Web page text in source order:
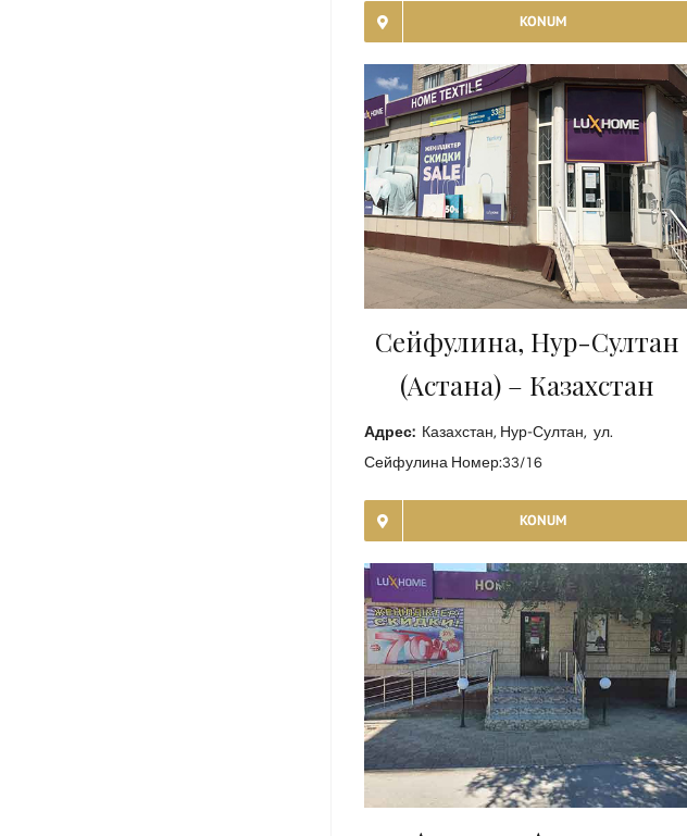
KONUM
Сейфулина, Нур-Султан
(Aстана) – Казахстан
Адрес: Казахстан, Нур-Султан, ул.
Сейфулина Номер:33/16
KONUM